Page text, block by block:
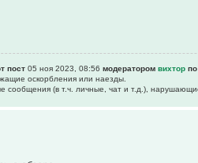
пост05 ноя 2023, 08:56 модераторомвихтор
оскоpбления или наезды.
(в т.ч. личные, чат и т.д.),